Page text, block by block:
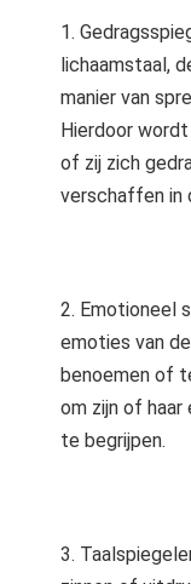
1.
lichaamstaal,
manier van
Hierdoor
of zij zich
verschaffen in
2. Emotioneel
emoties van
benoemen of
om zijn of haar
te begrijpen.
3.